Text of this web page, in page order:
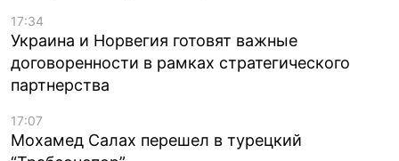
17:34
Украина и Норвегия готовят важные
договоренности в рамках стратегического
партнерства
17:07
Мохамед Салах перешел в турецкий